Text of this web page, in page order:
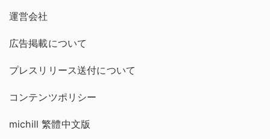
運営会社
広告掲載について
プレスリリース送付について
コンテンツポリシー
michill 繁體中文版